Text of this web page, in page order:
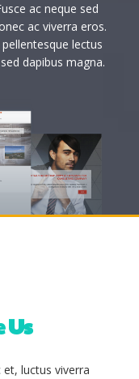
ac neque sed
ac viverra eros.
lectus
dapibus magna.
Us
luctus viverra